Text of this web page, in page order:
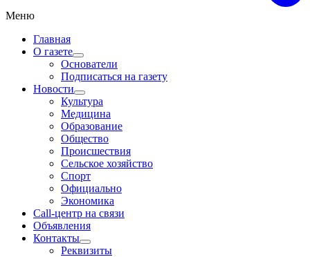
Меню
Главная
О газете
Основатели
Подписаться на газету
Новости
Культура
Медицина
Образование
Общество
Происшествия
Сельское хозяйство
Спорт
Официально
Экономика
Call-центр на связи
Объявления
Контакты
Реквизиты